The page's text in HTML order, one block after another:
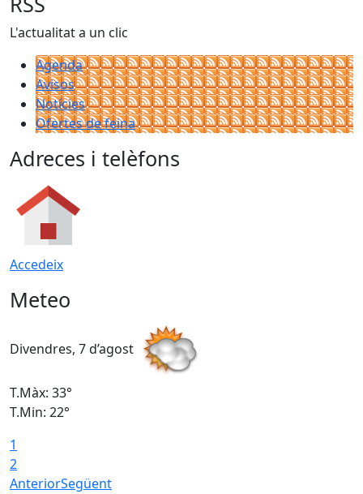
L'actualitat a un clic
Agenda
Avisos
Notícies
Ofertes de feina
Adreces i telèfons
Accedeix
Meteo
Divendres, 7 d’agost
T.Màx: 33°
T.Min: 22°
1
2
AnteriorSegüent